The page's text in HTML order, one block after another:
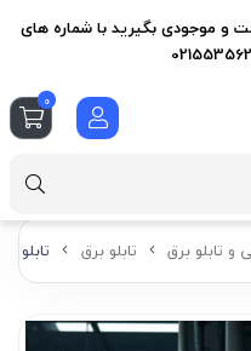
و تابلو برق تابلو برق تابلو
و موجودی بگیرید با شماره های
0